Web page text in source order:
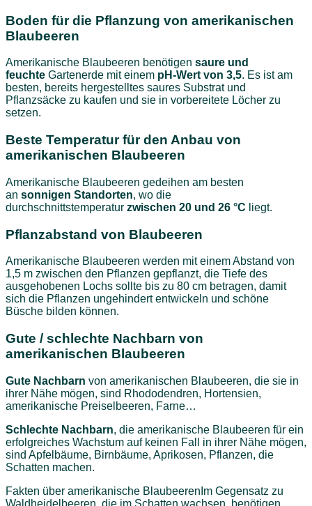
Boden für die Pflanzung von amerikanischen
Blaubeeren
Amerikanische Blaubeeren benötigen saure und
feuchte Gartenerde mit einem pH-Wert von 3,5. Es ist am
besten, bereits hergestelltes saures Substrat und
Pflanzsäcke zu kaufen und sie in vorbereitete Löcher zu
setzen.
Beste Temperatur für den Anbau von
amerikanischen Blaubeeren
Amerikanische Blaubeeren gedeihen am besten
an sonnigen Standorten, wo die
durchschnittstemperatur zwischen 20 und 26 °C liegt.
Pflanzabstand von Blaubeeren
Amerikanische Blaubeeren werden mit einem Abstand von
1,5 m zwischen den Pflanzen gepflanzt, die Tiefe des
ausgehobenen Lochs sollte bis zu 80 cm betragen, damit
sich die Pflanzen ungehindert entwickeln und schöne
Büsche bilden können.
Gute / schlechte Nachbarn von
amerikanischen Blaubeeren
Gute Nachbarn von amerikanischen Blaubeeren, die sie in
ihrer Nähe mögen, sind Rhododendren, Hortensien,
amerikanische Preiselbeeren, Farne…
Schlechte Nachbarn, die amerikanische Blaubeeren für ein
erfolgreiches Wachstum auf keinen Fall in ihrer Nähe mögen,
sind Apfelbäume, Birnbäume, Aprikosen, Pflanzen, die
Schatten machen.
Fakten über amerikanische BlaubeerenIm Gegensatz zu
Waldheidelbeeren, die im Schatten wachsen, benötigen